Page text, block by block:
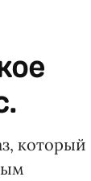
который